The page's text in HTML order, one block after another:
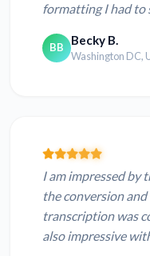
formatting I had to
BB Becky B.
Washington DC,
I am impressed by
the conversion
transcription was
also impressive